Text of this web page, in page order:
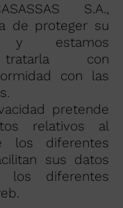
S.A.,
de proteger su
y estamos
con
con las
pretende
relativos al
los diferentes
sus datos
los diferentes